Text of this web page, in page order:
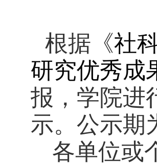
根据《社
研究优秀成
报，学院进
示。公示期
各单位或